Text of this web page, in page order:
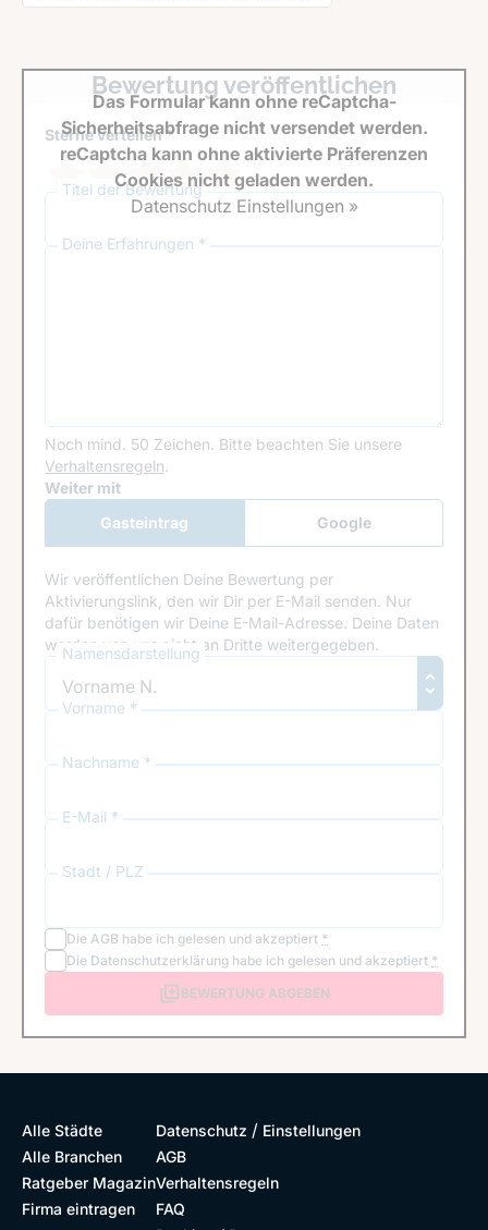
Bewertung veröffentlichen
Sterne verteilen *
Titel der Bewertung
Deine Erfahrungen *
Noch mind. 50 Zeichen. Bitte beachten Sie unsere
Verhaltensregeln.
Google Recaptcha
Weiter mit
Gasteintrag
Google
Anmeldung
Wir veröffentlichen Deine Bewertung per
Aktivierungslink, den wir Dir per E-Mail senden. Nur
dafür benötigen wir Deine E-Mail-Adresse. Deine Daten
werden von uns nicht an Dritte weitergegeben.
Namensdarstellung
Vorname *
Nachname *
E-Mail *
Stadt / PLZ
Die AGB habe ich gelesen und akzeptiert *
Die Datenschutzerklärung habe ich gelesen und akzeptiert *
BEWERTUNG ABGEBEN
Das Formular kann ohne reCaptcha-
Sicherheitsabfrage nicht versendet werden.
reCaptcha kann ohne aktivierte Präferenzen
Cookies nicht geladen werden.
Datenschutz Einstellungen »
Alle Städte
Alle Branchen
Ratgeber Magazin
Firma eintragen
Datenschutz / Einstellungen
AGB
Verhaltensregeln
FAQ